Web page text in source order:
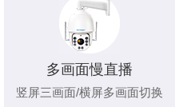
多画面慢直播
竖屏三画面/横屏多画面切换